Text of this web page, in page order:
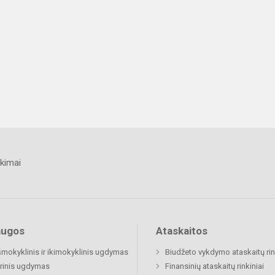
ir ikimokyklinis ugdymas
ugdymas
Ataskaitos
Biudžeto vykdymo ataskaitų
Finansinių ataskaitų rinkiniai